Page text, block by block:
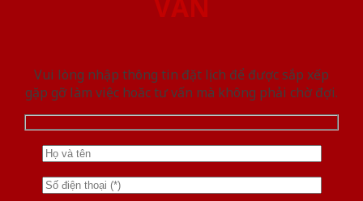
Vui lòng nhập thông tin đặt lịch để được sắp xếp
gặp gỡ làm việc hoăc tư vấn mà không phải chờ đợi.